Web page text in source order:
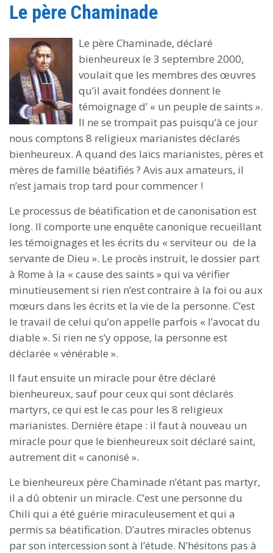
Le père Chaminade
Le père Chaminade, déclaré
bienheureux le 3 septembre 2000,
voulait que les membres des œuvres
qu’il avait fondées donnent le
témoignage d’ « un peuple de saints ».
Il ne se trompait pas puisqu’à ce jour
nous comptons 8 religieux marianistes déclarés
bienheureux. A quand des laïcs marianistes, pères et
mères de famille béatifiés ? Avis aux amateurs, il
n’est jamais trop tard pour commencer !
Le processus de béatification et de canonisation est
long. Il comporte une enquête canonique recueillant
les témoignages et les écrits du « serviteur ou de la
servante de Dieu ». Le procès instruit, le dossier part
à Rome à la « cause des saints » qui va vérifier
minutieusement si rien n’est contraire à la foi ou aux
mœurs dans les écrits et la vie de la personne. C’est
le travail de celui qu’on appelle parfois « l’avocat du
diable ». Si rien ne s’y oppose, la personne est
déclarée « vénérable ».
Il faut ensuite un miracle pour être déclaré
bienheureux, sauf pour ceux qui sont déclarés
martyrs, ce qui est le cas pour les 8 religieux
marianistes. Dernière étape : il faut à nouveau un
miracle pour que le bienheureux soit déclaré saint,
autrement dit « canonisé ».
Le bienheureux père Chaminade n’étant pas martyr,
il a dû obtenir un miracle. C’est une personne du
Chili qui a été guérie miraculeusement et qui a
permis sa béatification. D’autres miracles obtenus
par son intercession sont à l’étude. N’hésitons pas à